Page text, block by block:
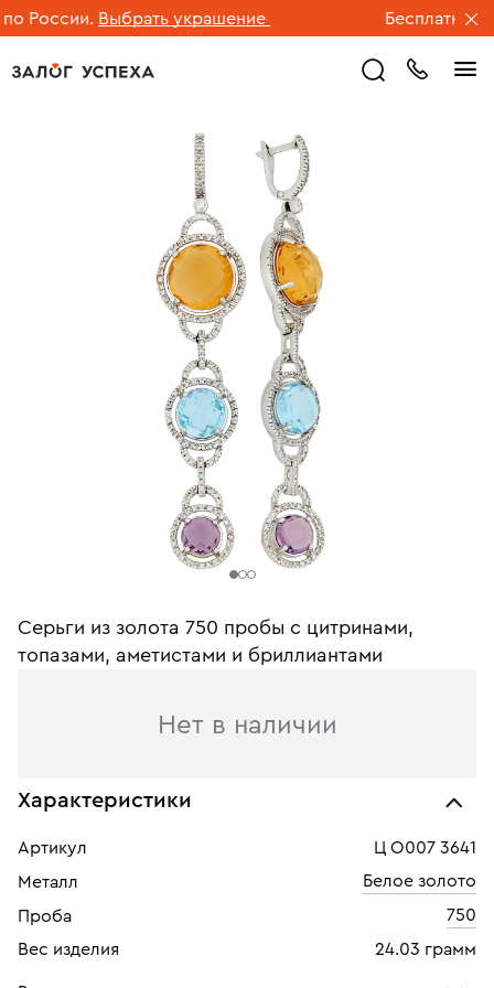
России. Выбрать украшение Бесплатная
Серьги из золота 750 пробы с цитринами,
топазами, аметистами и бриллиантами
Нет в наличии
Характеристики
Артикул
Ц О007 3641
Металл
Белое золото
Проба
750
Вес изделия
24.03 грамм